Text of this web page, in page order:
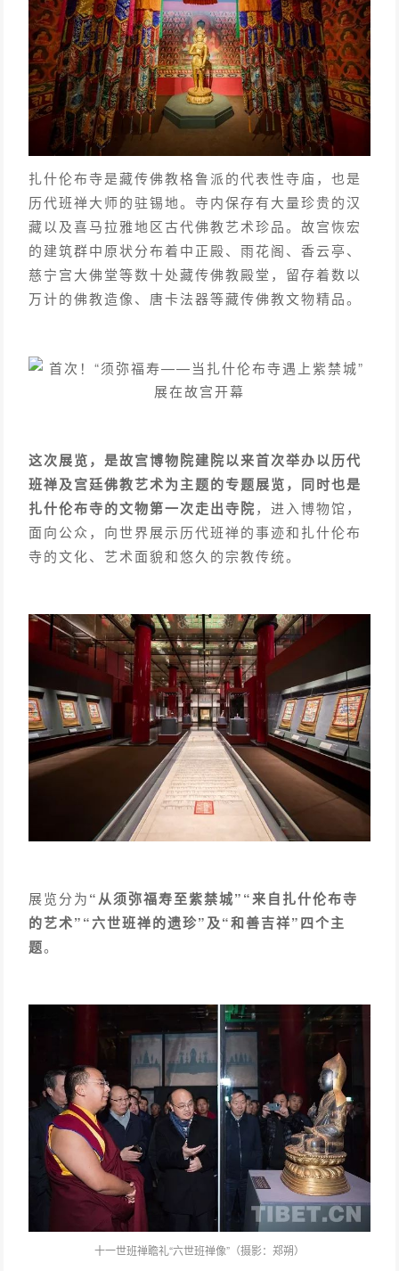
扎什伦布寺是藏传佛教格鲁派的代表性寺庙，也是
历代班禅大师的驻锡地。寺内保存有大量珍贵的汉
藏以及喜马拉雅地区古代佛教艺术珍品。故宫恢宏
的建筑群中原状分布着中正殿、雨花阁、香云亭、
慈宁宫大佛堂等数十处藏传佛教殿堂，留存着数以
万计的佛教造像、唐卡法器等藏传佛教文物精品。
这次展览，是故宫博物院建院以来首次举办以历代
班禅及宫廷佛教艺术为主题的专题展览，同时也是
扎什伦布寺的文物第一次走出寺院，进入博物馆，
面向公众，向世界展示历代班禅的事迹和扎什伦布
寺的文化、艺术面貌和悠久的宗教传统。
展览分为“从须弥福寿至紫禁城”“来自扎什伦布寺
的艺术”“六世班禅的遗珍”及“和善吉祥”四个主
题。
十一世班禅瞻礼“六世班禅像”（摄影： 郑朔）